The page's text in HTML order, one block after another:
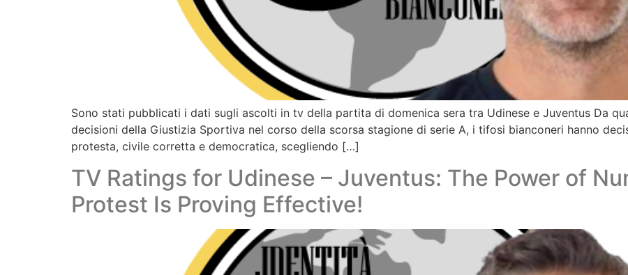
Sono stati pubblicati i dati sugli ascolti in tv della partita di domenica sera tra Udinese e Juventus Da
decisioni della Giustizia Sportiva nel corso della scorsa stagione di serie A, i tifosi bianconeri hanno
protesta, civile corretta e democratica, scegliendo […]
TV Ratings for Udinese – Juventus: The Power of
Protest Is Proving Effective!